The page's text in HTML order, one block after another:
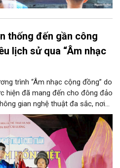
thống đến gần công
lịch sử qua “Âm nhạc
trình “Âm nhạc cộng đồng” do
hiện đã mang đến cho đông đảo
gian nghệ thuật đa sắc, nơi
tân cổ và các tiết mục múa
phố đi bộ hồ Hoàn Kiếm. Đặc
của các nghệ sĩ đến từ
cuộc gặp gỡ nghệ thuật giàu